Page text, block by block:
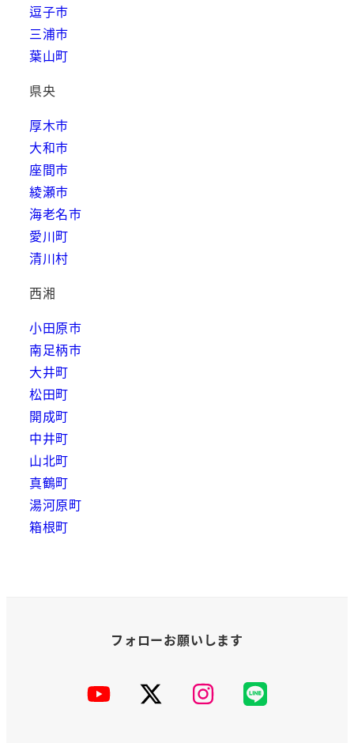
逗子市
三浦市
葉山町
県央
厚木市
大和市
座間市
綾瀬市
海老名市
愛川町
清川村
西湘
小田原市
南足柄市
大井町
松田町
開成町
中井町
山北町
真鶴町
湯河原町
箱根町
YouTubeX Instagram
公
式